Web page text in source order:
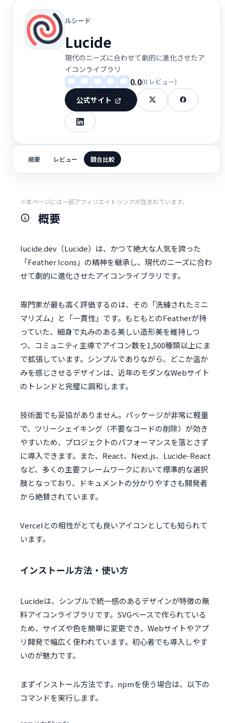
ルシード
Lucide
現代のニーズに合わせて劇的に進化させたア
イコンライブラリ
0.0(0 レビュー)
公式サイト
概要 レビュー 競合比較
※本ページには一部アフィリエイトリンクが含まれています。
概要
lucide.dev（Lucide）は、かつて絶大な人気を誇った
「Feather Icons」の精神を継承し、現代のニーズに合わ
せて劇的に進化させたアイコンライブラリです。
専門家が最も高く評価するのは、その「洗練されたミニ
マリズム」と「一貫性」です。もともとのFeatherが持
っていた、細身で丸みのある美しい造形美を維持しつ
つ、コミュニティ主導でアイコン数を1,500種類以上にま
で拡張しています。シンプルでありながら、どこか温か
みを感じさせるデザインは、近年のモダンなWebサイト
のトレンドと完璧に調和します。
技術面でも妥協がありません。パッケージが非常に軽量
で、ツリーシェイキング（不要なコードの削除）が効き
やすいため、プロジェクトのパフォーマンスを落とさず
に導入できます。また、React、Next.js、Lucide-React
など、多くの主要フレームワークにおいて標準的な選択
肢となっており、ドキュメントの分かりやすさも開発者
から絶賛されています。
Vercelとの相性がとても良いアイコンとしても知られて
います。
インストール方法・使い方
Lucideは、シンプルで統一感のあるデザインが特徴の無
料アイコンライブラリです。SVGベースで作られている
ため、サイズや色を簡単に変更でき、Webサイトやアプ
リ開発で幅広く使われています。初心者でも導入しやす
いのが魅力です。
まずインストール方法です。npmを使う場合は、以下の
コマンドを実行します。